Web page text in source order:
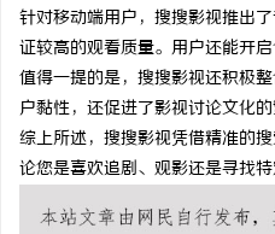
针对移动端用户，搜搜影视推出
证较高的观看质量。用户还能开
值得一提的是，搜搜影视还积极
户黏性，还促进了影视讨论文化的
综上所述，搜搜影视凭借精准的
论您是喜欢追剧、观影还是寻找